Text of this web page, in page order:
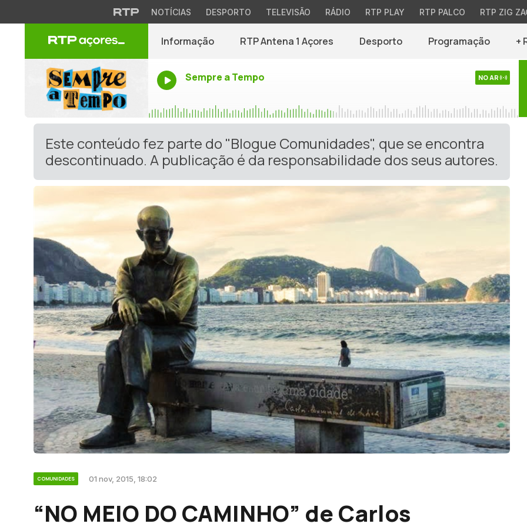
NOTÍCIAS DESPORTO TELEVISÃO RÁDIO RTP PLAY RTP PALCO RTP ZIG
Informação RTP Antena 1 Açores Desporto Programação +
Sempre a Tempo NO AR
Este conteúdo fez parte do "Blogue Comunidades", que se encontra
descontinuado. A publicação é da responsabilidade dos seus autores.
COMUNIDADES 01 nov, 2015, 18:02
“NO MEIO DO CAMINHO” de Carlos